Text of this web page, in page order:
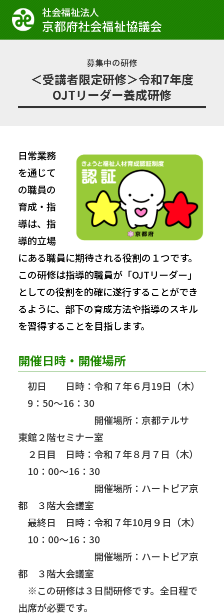
社会福祉法⼈
京都府社会福祉協議会
募集中の研修
＜受講者限定研修＞令和7年度
OJTリーダー養成研修
日常業務
を通じて
の職員の
育成・指
導は、指
導的立場
にある職員に期待される役割の１つです。
この研修は指導的職員が「OJTリーダー」
としての役割を的確に遂行することができ
るように、部下の育成方法や指導のスキル
を習得することを目指します。
開催日時・開催場所
初日 日時：令和７年６月19日（木）
9：50～16：30
開催場所：京都テルサ
東館２階セミナー室
２日目 日時：令和７年８月７日（木）
10：00～16：30
開催場所：ハートピア京
都 ３階大会議室
最終日 日時：令和７年10月９日（木）
10：00～16：30
開催場所：ハートピア京
都 ３階大会議室
※この研修は３日間研修です。全日程で
出席が必要です。